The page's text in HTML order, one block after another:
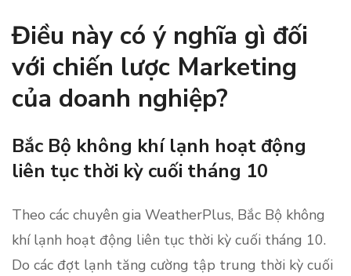
Điều này có ý nghĩa gì đối
với chiến lược Marketing
của doanh nghiệp?
Bắc Bộ không khí lạnh hoạt động
liên tục thời kỳ cuối tháng 10
Theo các chuyên gia WeatherPlus, Bắc Bộ không
khí lạnh hoạt động liên tục thời kỳ cuối tháng 10.
Do các đợt lạnh tăng cường tập trung thời kỳ cuối